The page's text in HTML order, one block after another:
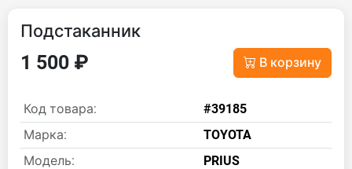
Подстаканник
1 500 ₽ В корзину
Код товара:
#39185
Марка:
TOYOTA
Модель:
PRIUS